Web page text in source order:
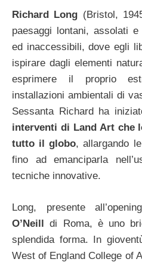
Richard Long (Bristol,
paesaggi lontani, assolati
ed inaccessibili, dove egli
ispirare dagli elementi
esprimere il proprio
installazioni ambientali di
Sessanta Richard ha
interventi di Land Art che
tutto il globo, allargando
fino ad emanciparla
tecniche innovative.
Long, presente
O’Neill di Roma, è uno
splendida forma. In
West of England College of